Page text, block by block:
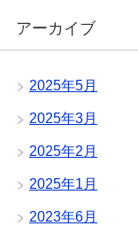
アーカイブ
2025年5月
2025年3月
2025年2月
2025年1月
2023年6月